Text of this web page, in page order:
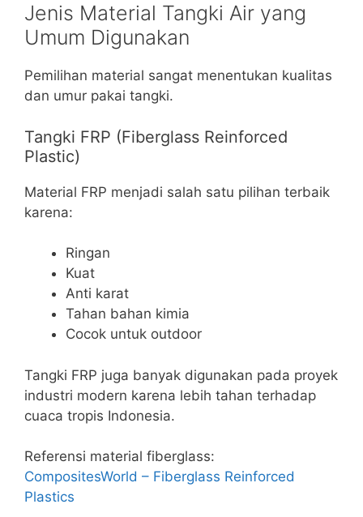
Jenis Material Tangki Air yang
Umum Digunakan
Pemilihan material sangat menentukan kualitas
dan umur pakai tangki.
Tangki FRP (Fiberglass Reinforced
Plastic)
Material FRP menjadi salah satu pilihan terbaik
karena:
Ringan
Kuat
Anti karat
Tahan bahan kimia
Cocok untuk outdoor
Tangki FRP juga banyak digunakan pada proyek
industri modern karena lebih tahan terhadap
cuaca tropis Indonesia.
Referensi material fiberglass:
CompositesWorld – Fiberglass Reinforced
Plastics